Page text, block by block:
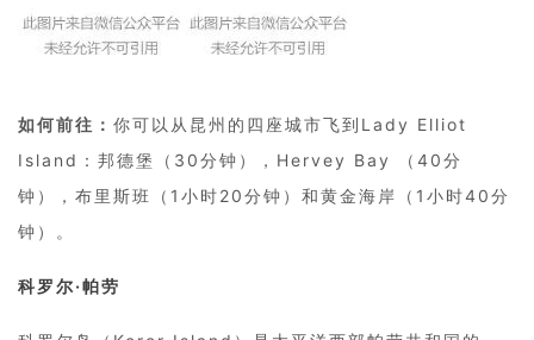
如何前往： 你可以从昆州的四座城市飞到Lady Elliot
Island：邦德堡（30分钟），Hervey Bay （40分
钟），布里斯班（1小时20分钟）和黄金海岸（1小时40分
钟）。
科罗尔·帕劳